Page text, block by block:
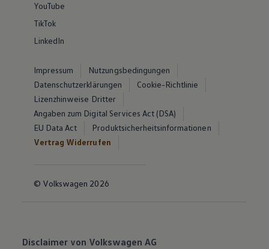
YouTube
TikTok
LinkedIn
Impressum
Nutzungsbedingungen
Datenschutzerklärungen
Cookie-Richtlinie
Lizenzhinweise Dritter
Angaben zum Digital Services Act (DSA)
EU Data Act
Produktsicherheitsinformationen
Vertrag Widerrufen
© Volkswagen 2026
Disclaimer von Volkswagen AG